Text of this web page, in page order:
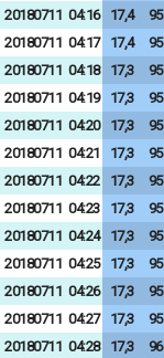
20180711 04:16 17,4 95
20180711 04:17 17,4 95
20180711 04:18 17,3 95
20180711 04:19 17,3 95
20180711 04:20 17,3 95
20180711 04:21 17,3 95
20180711 04:22 17,3 95
20180711 04:23 17,3 95
20180711 04:24 17,3 95
20180711 04:25 17,3 95
20180711 04:26 17,3 95
20180711 04:27 17,3 95
20180711 04:28 17,3 96